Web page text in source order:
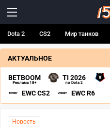
Dota 2 CS2 Мир танков
АКТУАЛЬНОЕ
BETBOOM
Реклама 18+
TI 2026
по Dota 2
EWC CS2 EWC R6
Новость